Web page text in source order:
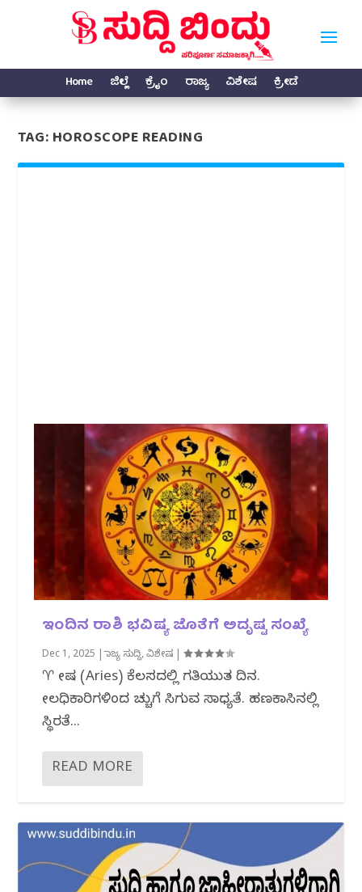
Home ಜಿಲ್ಲೆ ಕ್ರೈಂ ರಾಜ್ಯ ವಿಶೇಷ ಕ್ರೀಡೆ
TAG:HOROSCOPE READING
ಇಂದಿನ ರಾಶಿ ಭವಿಷ್ಯ ಜೊತೆಗೆ ಅದೃಷ್ಟ ಸಂಖ್ಯೆ
Dec 1, 2025 |ರಾಜ್ಯ ಸುದ್ದಿ,ವಿಶೇಷ |
♈ ಮೇಷ (Aries) ಕೆಲಸದಲ್ಲಿ ಗತಿಯುತ ದಿನ.
ಮೇಲಧಿಕಾರಿಗಳಿಂದ ಮೆಚ್ಚುಗೆ ಸಿಗುವ ಸಾಧ್ಯತೆ. ಹಣಕಾಸಿನಲ್ಲಿ
ಸ್ಥಿರತೆ...
READ MORE